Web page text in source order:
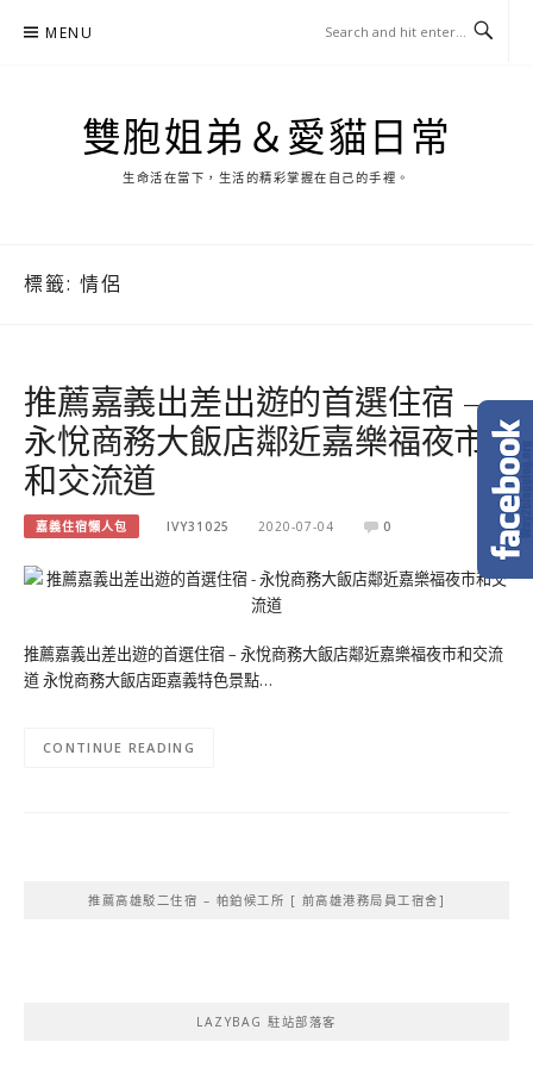
MENU
雙胞姐弟＆愛貓日常
生命活在當下，生活的精彩掌握在自己的手裡。
標籤: 情侶
推薦嘉義出差出遊的首選住宿 –
永悅商務大飯店鄰近嘉樂福夜市
和交流道
嘉義住宿懶人包 IVY31025 2020-07-04 0
推薦嘉義出差出遊的首選住宿 – 永悅商務大飯店鄰近嘉樂福夜市和交流
道 永悅商務大飯店距嘉義特色景點…
CONTINUE READING
推薦高雄駁二住宿 – 帕鉑候工所 [ 前高雄港務局員工宿舍]
LAZYBAG 駐站部落客